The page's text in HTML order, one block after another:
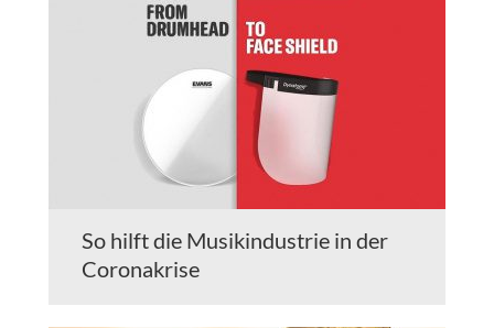
So hilft die Musikindustrie in der
Coronakrise